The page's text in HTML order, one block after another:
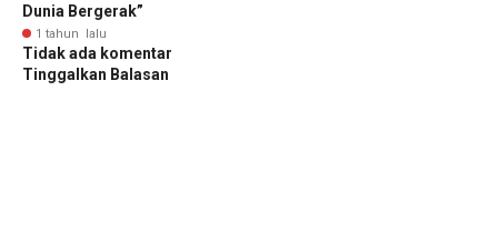
Dunia Bergerak”
1 tahun lalu
Tidak ada komentar
Tinggalkan Balasan